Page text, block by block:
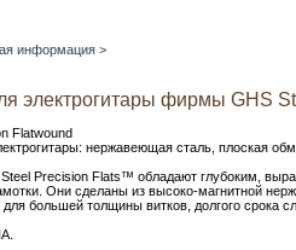
информация >
электрогитары фирмы GHS
Flatwound
нержавеющая сталь, плоская
Precision Flats™ обладают глубоким,
Они сделаны из высоко-магнитной
большей толщины витков, долгого срока